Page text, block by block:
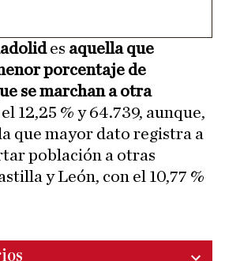
es aquella que
porcentaje de
se marchan a otra
12,25 % y 64.739, aunque,
que mayor dato registra a
población a otras
y León, con el 10,77 %